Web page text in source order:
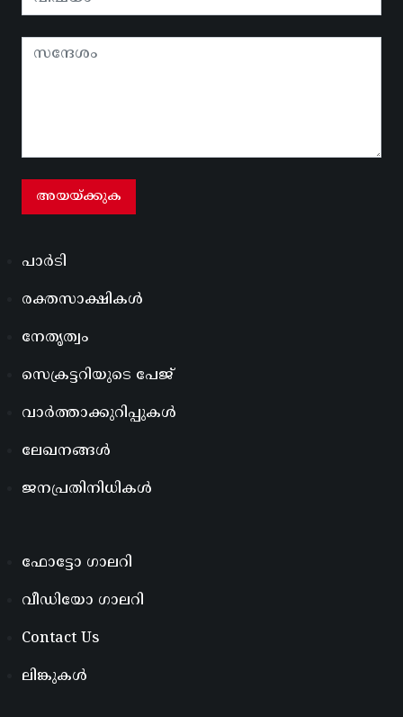
പാർടി
രക്തസാക്ഷികൾ
നേതൃത്വം
സെക്രട്ടറിയുടെ പേജ്
വാർത്താക്കുറിപ്പുകൾ
ലേഖനങ്ങൾ
ജനപ്രതിനിധികൾ
ഫോട്ടോ ഗാലറി
വീഡിയോ ഗാലറി
Contact Us
ലിങ്കുകൾ